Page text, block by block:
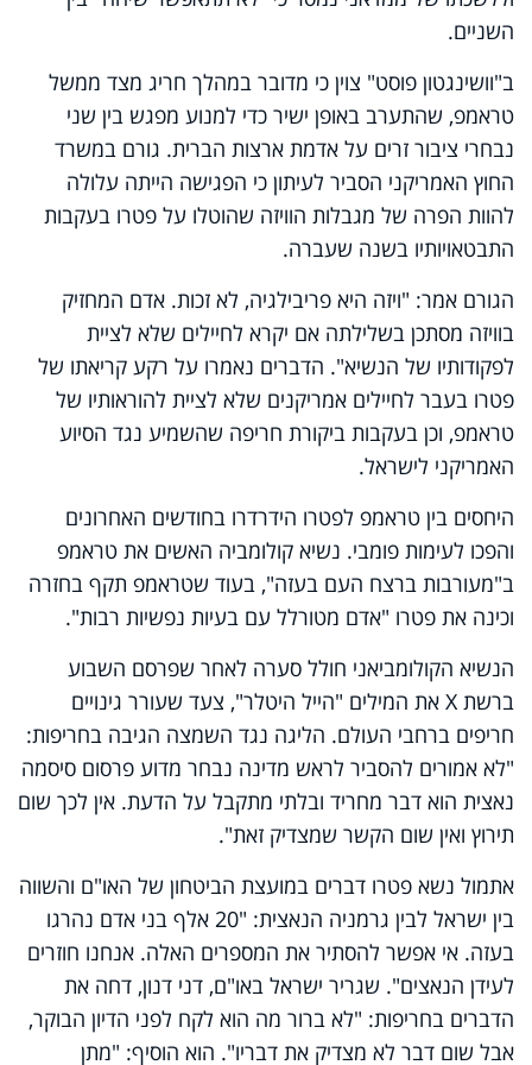
השניים.
ב"וושינגטון פוסט" צוין כי מדובר במהלך חריג מצד ממשל
טראמפ, שהתערב באופן ישיר כדי למנוע מפגש בין שני
נבחרי ציבור זרים על אדמת ארצות הברית. גורם במשרד
החוץ האמריקני הסביר לעיתון כי הפגישה הייתה עלולה
להוות הפרה של מגבלות הוויזה שהוטלו על פטרו בעקבות
התבטאויותיו בשנה שעברה.
הגורם אמר: "ויזה היא פריבילגיה, לא זכות. אדם המחזיק
בוויזה מסתכן בשלילתה אם יקרא לחיילים שלא לציית
לפקודותיו של הנשיא". הדברים נאמרו על רקע קריאתו של
פטרו בעבר לחיילים אמריקנים שלא לציית להוראותיו של
טראמפ, וכן בעקבות ביקורת חריפה שהשמיע נגד הסיוע
האמריקני לישראל.
היחסים בין טראמפ לפטרו הידרדרו בחודשים האחרונים
והפכו לעימות פומבי. נשיא קולומביה האשים את טראמפ
ב"מעורבות ברצח העם בעזה", בעוד שטראמפ תקף בחזרה
וכינה את פטרו "אדם מטורלל עם בעיות נפשיות רבות".
הנשיא הקולומביאני חולל סערה לאחר שפרסם השבוע
ברשת X את המילים "הייל היטלר", צעד שעורר גינויים
חריפים ברחבי העולם. הליגה נגד השמצה הגיבה בחריפות:
"לא אמורים להסביר לראש מדינה נבחר מדוע פרסום סיסמה
נאצית הוא דבר מחריד ובלתי מתקבל על הדעת. אין לכך שום
תירוץ ואין שום הקשר שמצדיק זאת".
אתמול נשא פטרו דברים במועצת הביטחון של האו"ם והשווה
בין ישראל לבין גרמניה הנאצית: "20 אלף בני אדם נהרגו
בעזה. אי אפשר להסתיר את המספרים האלה. אנחנו חוזרים
לעידן הנאצים". שגריר ישראל באו"ם, דני דנון, דחה את
הדברים בחריפות: "לא ברור מה הוא לקח לפני הדיון הבוקר,
אבל שום דבר לא מצדיק את דבריו". הוא הוסיף: "מתן